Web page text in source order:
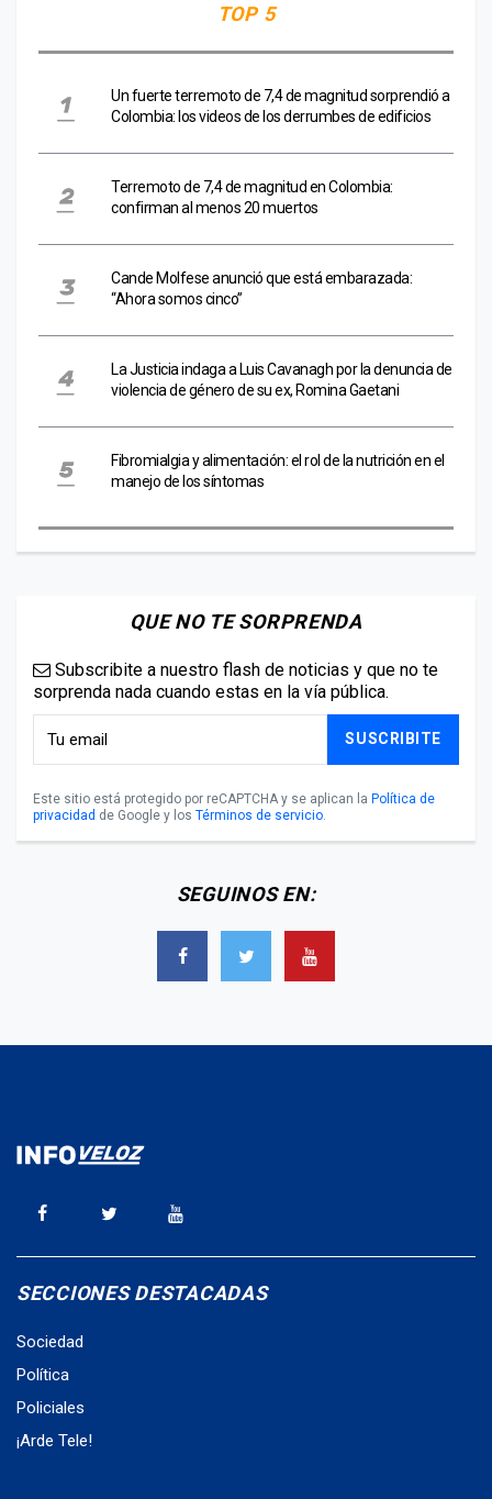
TOP 5
Un fuerte terremoto de 7,4 de magnitud sorprendió a
Colombia: los videos de los derrumbes de edificios
Terremoto de 7,4 de magnitud en Colombia:
confirman al menos 20 muertos
Cande Molfese anunció que está embarazada:
“Ahora somos cinco”
La Justicia indaga a Luis Cavanagh por la denuncia de
violencia de género de su ex, Romina Gaetani
Fibromialgia y alimentación: el rol de la nutrición en el
manejo de los síntomas
QUE NO TE SORPRENDA
Subscribite a nuestro flash de noticias y que no te
sorprenda nada cuando estas en la vía pública.
SUSCRIBITE
Este sitio está protegido por reCAPTCHA y se aplican la Política de
privacidad de Google y los Términos de servicio.
SEGUINOS EN:
SECCIONES DESTACADAS
Sociedad
Política
Policiales
¡Arde Tele!